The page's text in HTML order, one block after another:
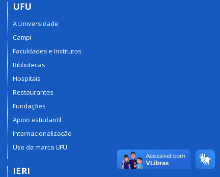
UFU
A Universidade
Campi
Faculdades e Institutos
Bibliotecas
Hospitais
Restaurantes
Fundações
Apoio estudantil
Internacionalização
Uso da marca UFU
IERI